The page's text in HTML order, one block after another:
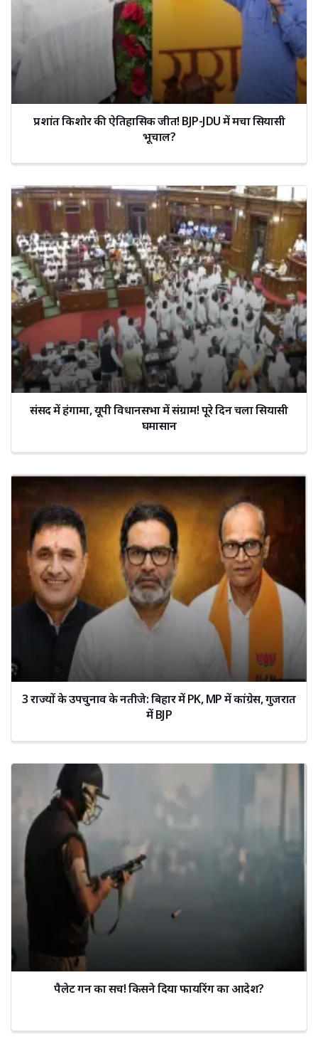
प्रशांत किशोर की ऐतिहासिक जीत! BJP-JDU में मचा सियासी
भूचाल?
संसद में हंगामा, यूपी विधानसभा में संग्राम! पूरे दिन चला सियासी
घमासान
3 राज्यों के उपचुनाव के नतीजे: बिहार में PK, MP में कांग्रेस, गुजरात
में BJP
पैलेट गन का सच! किसने दिया फायरिंग का आदेश?